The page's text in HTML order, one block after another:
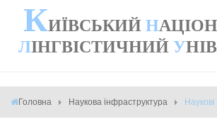
КИЇВСЬКИЙ Н
ЛІНГВІСТИЧНИЙ У
Головна Наукова інфраструктура